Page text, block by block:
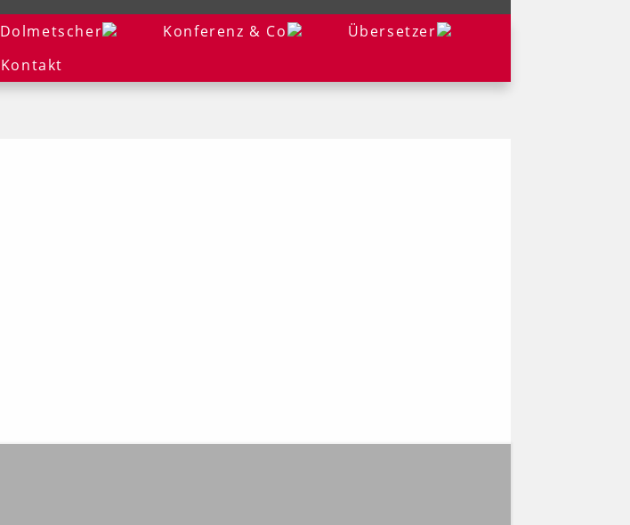
Dolmetscher Konferenz & Co
Übersetzer
Kontakt